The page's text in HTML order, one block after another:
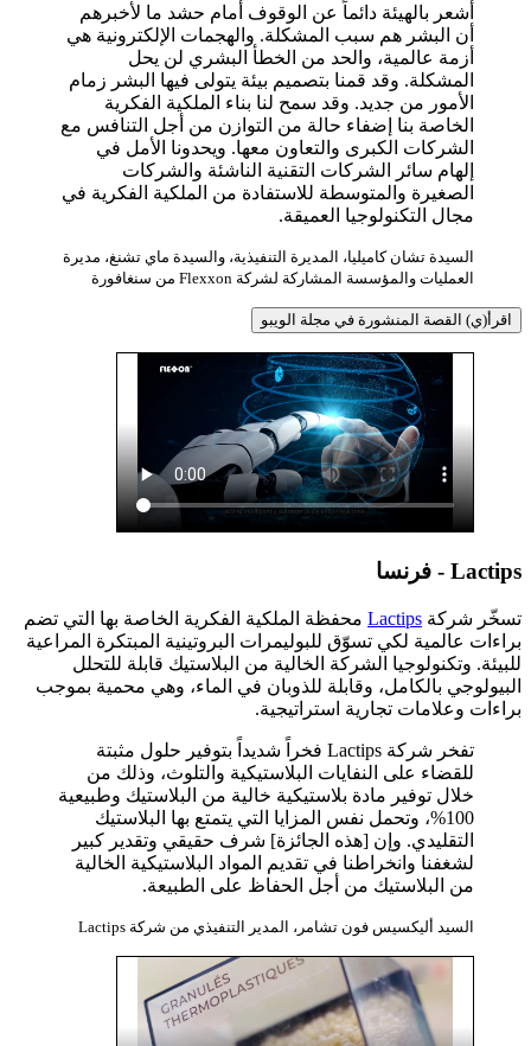
أشعر بالهيئة دائماً عن الوقوف أمام حشد ما لأخبرهم
أن البشر هم سبب المشكلة. والهجمات الإلكترونية هي
أزمة عالمية، والحد من الخطأ البشري لن يحل
المشكلة. وقد قمنا بتصميم بيئة يتولى فيها البشر زمام
الأمور من جديد. وقد سمح لنا بناء الملكية الفكرية
الخاصة بنا إضفاء حالة من التوازن من أجل التنافس مع
الشركات الكبرى والتعاون معها. ويحدونا الأمل في
إلهام سائر الشركات التقنية الناشئة والشركات
الصغيرة والمتوسطة للاستفادة من الملكية الفكرية في
مجال التكنولوجيا العميقة.
السيدة تشان كاميليا، المديرة التنفيذية، والسيدة ماي تشنغ، مديرة
العمليات والمؤسسة المشاركة لشركة Flexxon من سنغافورة
اقرأ(ي) القصة المنشورة في مجلة الويبو
Lactips - فرنسا
تسخّر شركة Lactips محفظة الملكية الفكرية الخاصة بها التي تضم
براءات عالمية لكي تسوّق للبوليمرات البروتينية المبتكرة المراعية
للبيئة. وتكنولوجيا الشركة الخالية من البلاستيك قابلة للتحلل
البيولوجي بالكامل، وقابلة للذوبان في الماء، وهي محمية بموجب
براءات وعلامات تجارية استراتيجية.
تفخر شركة Lactips فخراً شديداً بتوفير حلول مثبتة
للقضاء على النفايات البلاستيكية والتلوث، وذلك من
خلال توفير مادة بلاستيكية خالية من البلاستيك وطبيعية
100%، وتحمل نفس المزايا التي يتمتع بها البلاستيك
التقليدي. وإن [هذه الجائزة] شرف حقيقي وتقدير كبير
لشغفنا وانخراطنا في تقديم المواد البلاستيكية الخالية
من البلاستيك من أجل الحفاظ على الطبيعة.
السيد أليكسيس فون تشامر، المدير التنفيذي من شركة Lactips